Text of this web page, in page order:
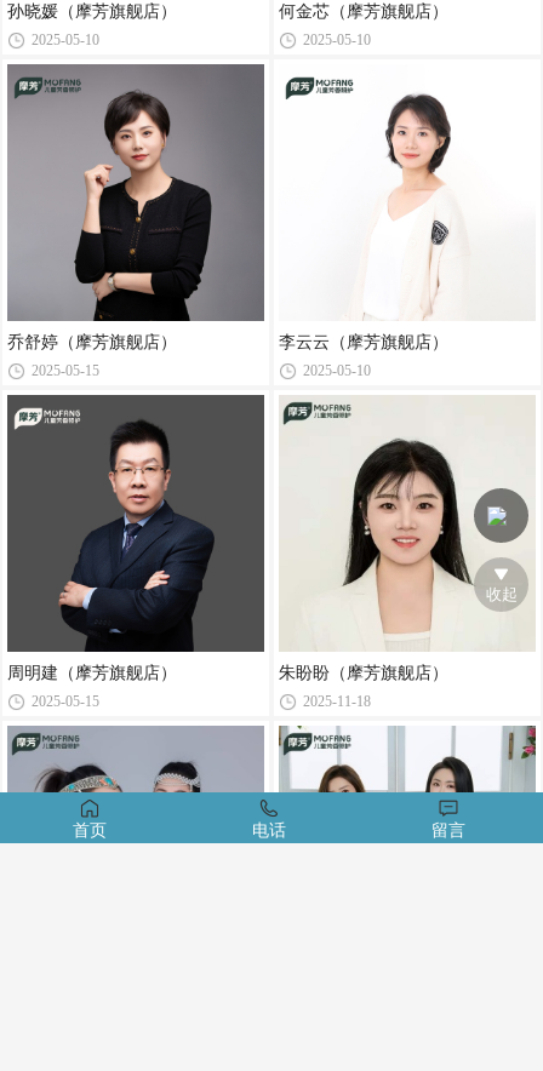
孙晓媛（摩芳旗舰店）
2025-05-10
乔舒婷（摩芳旗舰店）
2025-05-15
周明建（摩芳旗舰店）
2025-05-15
何金芯（摩芳旗舰店）
2025-05-10
李云云（摩芳旗舰店）
2025-05-10
朱盼盼（摩芳旗舰店）
2025-11-18
收起
首页 电话 留言